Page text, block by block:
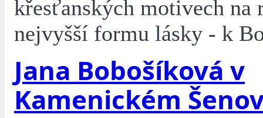
křesťanských motivech na
nejvyšší formu lásky - k
Jana Bobošíková v
Kamenickém